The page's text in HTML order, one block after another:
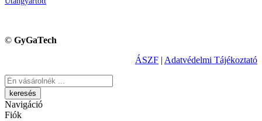
© GyGaTech
ÁSZF | Adatvédelmi Tájékoztató
Keresés
Navigáció
Fiók